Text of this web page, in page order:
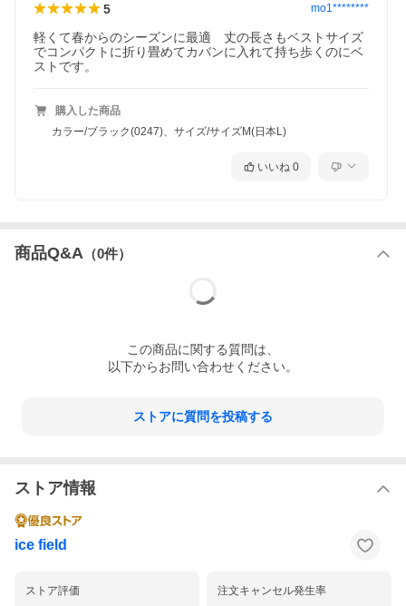
5 mo1********
軽くて春からのシーズンに最適　丈の長さもベストサイズ
でコンパクトに折り畳めてカバンに入れて持ち歩くのにベ
ストです。
購入した商品
カラー/ブラック(0247)、サイズ/サイズM(日本L)
いいね 0
商品Q&A （0件）
この商品に関する質問は、
以下からお問い合わせください。
ストアに質問を投稿する
ストア情報
ice field
ストア評価 注文キャンセル発生率